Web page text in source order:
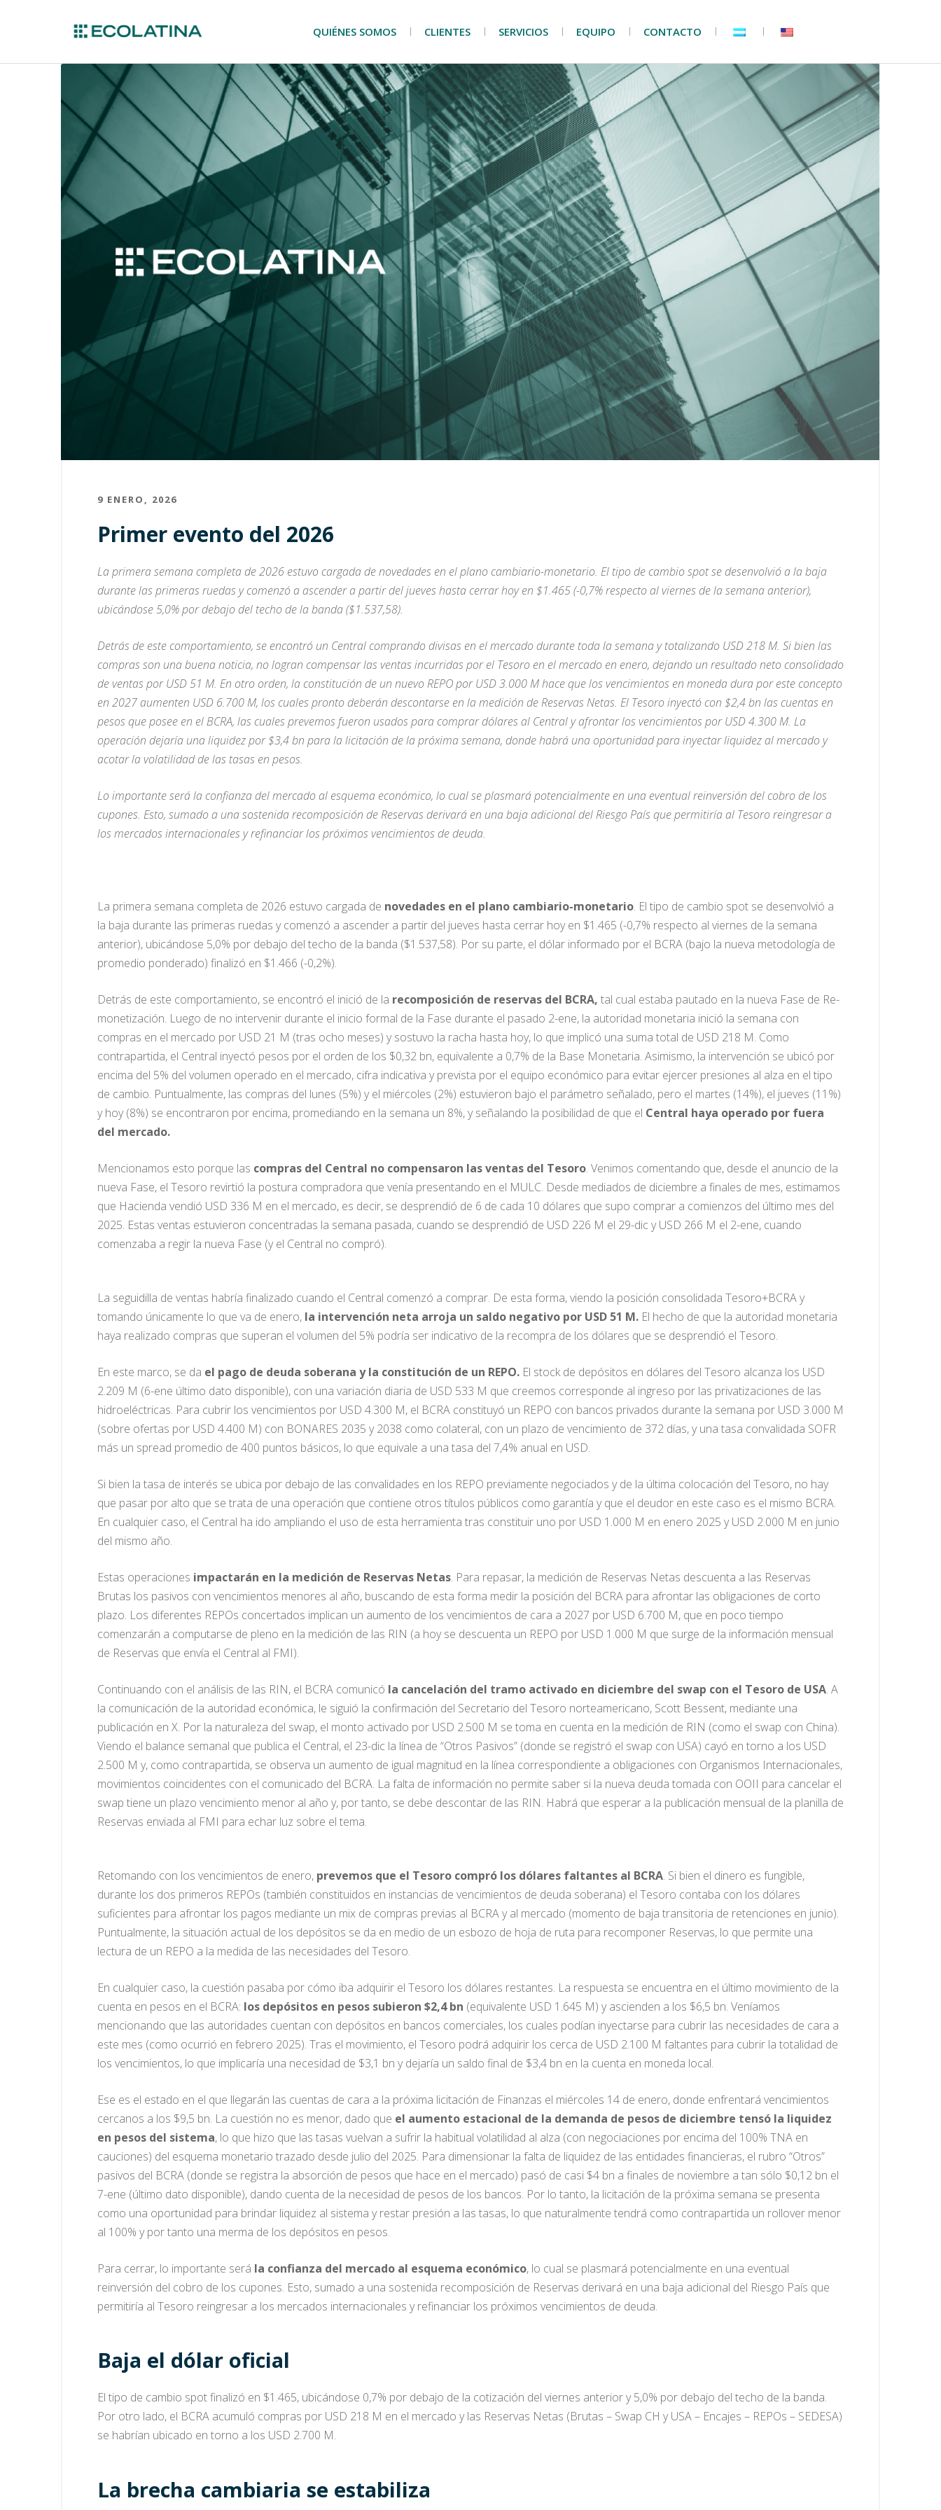
QUIÉNES SOMOS CLIENTES SERVICIOS EQUIPO CONTACTO
9 ENERO, 2026
Primer evento del 2026
La primera semana completa de 2026 estuvo cargada de novedades en el plano cambiario-monetario. El tipo de cambio spot se desenvolvió a la baja
durante las primeras ruedas y comenzó a ascender a partir del jueves hasta cerrar hoy en $1.465 (-0,7% respecto al viernes de la semana anterior),
ubicándose 5,0% por debajo del techo de la banda ($1.537,58).
Detrás de este comportamiento, se encontró un Central comprando divisas en el mercado durante toda la semana y totalizando USD 218 M. Si bien las
compras son una buena noticia, no logran compensar las ventas incurridas por el Tesoro en el mercado en enero, dejando un resultado neto consolidado
de ventas por USD 51 M. En otro orden, la constitución de un nuevo REPO por USD 3.000 M hace que los vencimientos en moneda dura por este concepto
en 2027 aumenten USD 6.700 M, los cuales pronto deberán descontarse en la medición de Reservas Netas. El Tesoro inyectó con $2,4 bn las cuentas en
pesos que posee en el BCRA, las cuales prevemos fueron usados para comprar dólares al Central y afrontar los vencimientos por USD 4.300 M. La
operación dejaría una liquidez por $3,4 bn para la licitación de la próxima semana, donde habrá una oportunidad para inyectar liquidez al mercado y
acotar la volatilidad de las tasas en pesos.
Lo importante será la confianza del mercado al esquema económico, lo cual se plasmará potencialmente en una eventual reinversión del cobro de los
cupones. Esto, sumado a una sostenida recomposición de Reservas derivará en una baja adicional del Riesgo País que permitiría al Tesoro reingresar a
los mercados internacionales y refinanciar los próximos vencimientos de deuda.
La primera semana completa de 2026 estuvo cargada de novedades en el plano cambiario-monetario. El tipo de cambio spot se desenvolvió a
la baja durante las primeras ruedas y comenzó a ascender a partir del jueves hasta cerrar hoy en $1.465 (-0,7% respecto al viernes de la semana
anterior), ubicándose 5,0% por debajo del techo de la banda ($1.537,58). Por su parte, el dólar informado por el BCRA (bajo la nueva metodología de
promedio ponderado) finalizó en $1.466 (-0,2%).
Detrás de este comportamiento, se encontró el inició de la recomposición de reservas del BCRA, tal cual estaba pautado en la nueva Fase de Re-
monetización. Luego de no intervenir durante el inicio formal de la Fase durante el pasado 2-ene, la autoridad monetaria inició la semana con
compras en el mercado por USD 21 M (tras ocho meses) y sostuvo la racha hasta hoy, lo que implicó una suma total de USD 218 M. Como
contrapartida, el Central inyectó pesos por el orden de los $0,32 bn, equivalente a 0,7% de la Base Monetaria. Asimismo, la intervención se ubicó por
encima del 5% del volumen operado en el mercado, cifra indicativa y prevista por el equipo económico para evitar ejercer presiones al alza en el tipo
de cambio. Puntualmente, las compras del lunes (5%) y el miércoles (2%) estuvieron bajo el parámetro señalado, pero el martes (14%), el jueves (11%)
y hoy (8%) se encontraron por encima, promediando en la semana un 8%, y señalando la posibilidad de que el Central haya operado por fuera
del mercado.
Mencionamos esto porque las compras del Central no compensaron las ventas del Tesoro. Venimos comentando que, desde el anuncio de la
nueva Fase, el Tesoro revirtió la postura compradora que venía presentando en el MULC. Desde mediados de diciembre a finales de mes, estimamos
que Hacienda vendió USD 336 M en el mercado, es decir, se desprendió de 6 de cada 10 dólares que supo comprar a comienzos del último mes del
2025. Estas ventas estuvieron concentradas la semana pasada, cuando se desprendió de USD 226 M el 29-dic y USD 266 M el 2-ene, cuando
comenzaba a regir la nueva Fase (y el Central no compró).
La seguidilla de ventas habría finalizado cuando el Central comenzó a comprar. De esta forma, viendo la posición consolidada Tesoro+BCRA y
tomando únicamente lo que va de enero, la intervención neta arroja un saldo negativo por USD 51 M. El hecho de que la autoridad monetaria
haya realizado compras que superan el volumen del 5% podría ser indicativo de la recompra de los dólares que se desprendió el Tesoro.
En este marco, se da el pago de deuda soberana y la constitución de un REPO. El stock de depósitos en dólares del Tesoro alcanza los USD
2.209 M (6-ene último dato disponible), con una variación diaria de USD 533 M que creemos corresponde al ingreso por las privatizaciones de las
hidroeléctricas. Para cubrir los vencimientos por USD 4.300 M, el BCRA constituyó un REPO con bancos privados durante la semana por USD 3.000 M
(sobre ofertas por USD 4.400 M) con BONARES 2035 y 2038 como colateral, con un plazo de vencimiento de 372 días, y una tasa convalidada SOFR
más un spread promedio de 400 puntos básicos, lo que equivale a una tasa del 7,4% anual en USD.
Si bien la tasa de interés se ubica por debajo de las convalidades en los REPO previamente negociados y de la última colocación del Tesoro, no hay
que pasar por alto que se trata de una operación que contiene otros títulos públicos como garantía y que el deudor en este caso es el mismo BCRA.
En cualquier caso, el Central ha ido ampliando el uso de esta herramienta tras constituir uno por USD 1.000 M en enero 2025 y USD 2.000 M en junio
del mismo año.
Estas operaciones impactarán en la medición de Reservas Netas. Para repasar, la medición de Reservas Netas descuenta a las Reservas
Brutas los pasivos con vencimientos menores al año, buscando de esta forma medir la posición del BCRA para afrontar las obligaciones de corto
plazo. Los diferentes REPOs concertados implican un aumento de los vencimientos de cara a 2027 por USD 6.700 M, que en poco tiempo
comenzarán a computarse de pleno en la medición de las RIN (a hoy se descuenta un REPO por USD 1.000 M que surge de la información mensual
de Reservas que envía el Central al FMI).
Continuando con el análisis de las RIN, el BCRA comunicó la cancelación del tramo activado en diciembre del swap con el Tesoro de USA. A
la comunicación de la autoridad económica, le siguió la confirmación del Secretario del Tesoro norteamericano, Scott Bessent, mediante una
publicación en X. Por la naturaleza del swap, el monto activado por USD 2.500 M se toma en cuenta en la medición de RIN (como el swap con China).
Viendo el balance semanal que publica el Central, el 23-dic la línea de “Otros Pasivos” (donde se registró el swap con USA) cayó en torno a los USD
2.500 M y, como contrapartida, se observa un aumento de igual magnitud en la línea correspondiente a obligaciones con Organismos Internacionales,
movimientos coincidentes con el comunicado del BCRA. La falta de información no permite saber si la nueva deuda tomada con OOII para cancelar el
swap tiene un plazo vencimiento menor al año y, por tanto, se debe descontar de las RIN. Habrá que esperar a la publicación mensual de la planilla de
Reservas enviada al FMI para echar luz sobre el tema.
Retomando con los vencimientos de enero, prevemos que el Tesoro compró los dólares faltantes al BCRA. Si bien el dinero es fungible,
durante los dos primeros REPOs (también constituidos en instancias de vencimientos de deuda soberana) el Tesoro contaba con los dólares
suficientes para afrontar los pagos mediante un mix de compras previas al BCRA y al mercado (momento de baja transitoria de retenciones en junio).
Puntualmente, la situación actual de los depósitos se da en medio de un esbozo de hoja de ruta para recomponer Reservas, lo que permite una
lectura de un REPO a la medida de las necesidades del Tesoro.
En cualquier caso, la cuestión pasaba por cómo iba adquirir el Tesoro los dólares restantes. La respuesta se encuentra en el último movimiento de la
cuenta en pesos en el BCRA: los depósitos en pesos subieron $2,4 bn (equivalente USD 1.645 M) y ascienden a los $6,5 bn. Veníamos
mencionando que las autoridades cuentan con depósitos en bancos comerciales, los cuales podían inyectarse para cubrir las necesidades de cara a
este mes (como ocurrió en febrero 2025). Tras el movimiento, el Tesoro podrá adquirir los cerca de USD 2.100 M faltantes para cubrir la totalidad de
los vencimientos, lo que implicaría una necesidad de $3,1 bn y dejaría un saldo final de $3,4 bn en la cuenta en moneda local.
Ese es el estado en el que llegarán las cuentas de cara a la próxima licitación de Finanzas el miércoles 14 de enero, donde enfrentará vencimientos
cercanos a los $9,5 bn. La cuestión no es menor, dado que el aumento estacional de la demanda de pesos de diciembre tensó la liquidez
en pesos del sistema, lo que hizo que las tasas vuelvan a sufrir la habitual volatilidad al alza (con negociaciones por encima del 100% TNA en
cauciones) del esquema monetario trazado desde julio del 2025. Para dimensionar la falta de liquidez de las entidades financieras, el rubro “Otros”
pasivos del BCRA (donde se registra la absorción de pesos que hace en el mercado) pasó de casi $4 bn a finales de noviembre a tan sólo $0,12 bn el
7-ene (último dato disponible), dando cuenta de la necesidad de pesos de los bancos. Por lo tanto, la licitación de la próxima semana se presenta
como una oportunidad para brindar liquidez al sistema y restar presión a las tasas, lo que naturalmente tendrá como contrapartida un rollover menor
al 100% y por tanto una merma de los depósitos en pesos.
Para cerrar, lo importante será la confianza del mercado al esquema económico, lo cual se plasmará potencialmente en una eventual
reinversión del cobro de los cupones. Esto, sumado a una sostenida recomposición de Reservas derivará en una baja adicional del Riesgo País que
permitiría al Tesoro reingresar a los mercados internacionales y refinanciar los próximos vencimientos de deuda.
Baja el dólar oficial
El tipo de cambio spot finalizó en $1.465, ubicándose 0,7% por debajo de la cotización del viernes anterior y 5,0% por debajo del techo de la banda.
Por otro lado, el BCRA acumuló compras por USD 218 M en el mercado y las Reservas Netas (Brutas – Swap CH y USA – Encajes – REPOs – SEDESA)
se habrían ubicado en torno a los USD 2.700 M.
La brecha cambiaria se estabiliza